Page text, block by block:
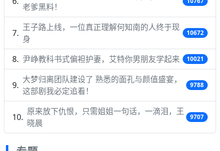
老爹黑料！
王子路上线，一位真正理解何知南的人终于现
身
10672
尹峥教科书式偏袒护妻，艾特你男朋友学起来 10021
大梦归离团队建设了 熟悉的面孔与颜值盛宴，
这部剧我必定追看！
9788
原来放下仇恨，只需姐姐一句话，一滴泪，王
晓晨
9707